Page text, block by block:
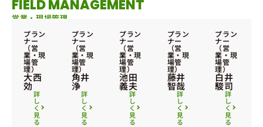
FIELD MANAGEMENT​
営業・現場管理​
プラン
ナー
（営
業・現
場管
理）​​
大西
効​​
詳
し
く
見
る
プラン
ナー
（営
業・現
場管
理）​​
角井
浄​​
詳
し
く
見
る
プラン
ナー
（営
業・現
場管
理）​​
池田
義夫​
詳
し
く
見
る
プラン
ナー
（営
業・現
場管
理）​​
藤井
智哉​​
詳
し
く
見
る
プラン
ナー
（営
業・現
場管
理）​​
白井
駿司​
詳
し
く
見
る